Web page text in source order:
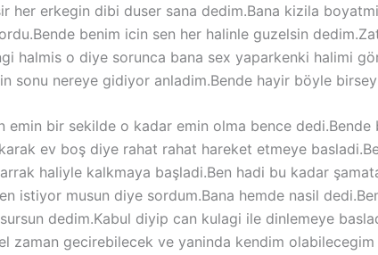
her erkegin dibi duser sana dedim.Bana kizila
benim icin sen her halinle guzelsin
halmis o diye sorunca bana sex yaparkenki halimi
sonu nereye gidiyor anladim.Bende hayir böyle
emin bir sekilde o kadar emin olma bence
ev boş diye rahat rahat hareket etmeye
haliyle kalkmaya başladi.Ben hadi bu kadar
istiyor musun diye sordum.Bana hemde nasil
dedim.Kabul diyip can kulagi ile dinlemeye
zaman gecirebilecek ve yaninda kendim